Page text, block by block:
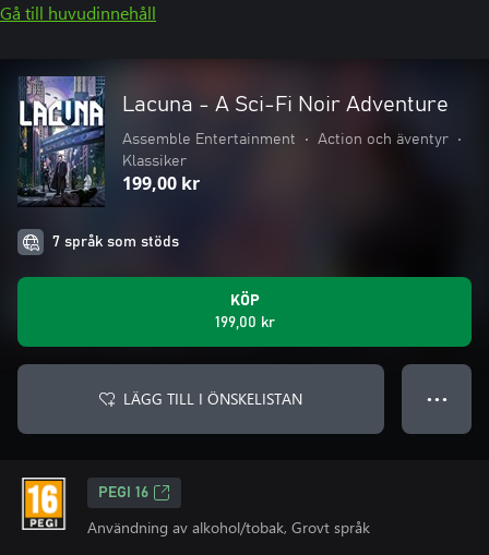
Gå till huvudinnehåll
Lacuna - A Sci-Fi Noir Adventure
Assemble Entertainment • Action och äventyr
•
Klassiker
199,00 kr
7 språk som stöds
KÖP
199,00 kr
LÄGG TILL I ÖNSKELISTAN ● ● ●
PEGI 16
Användning av alkohol/tobak, Grovt språk